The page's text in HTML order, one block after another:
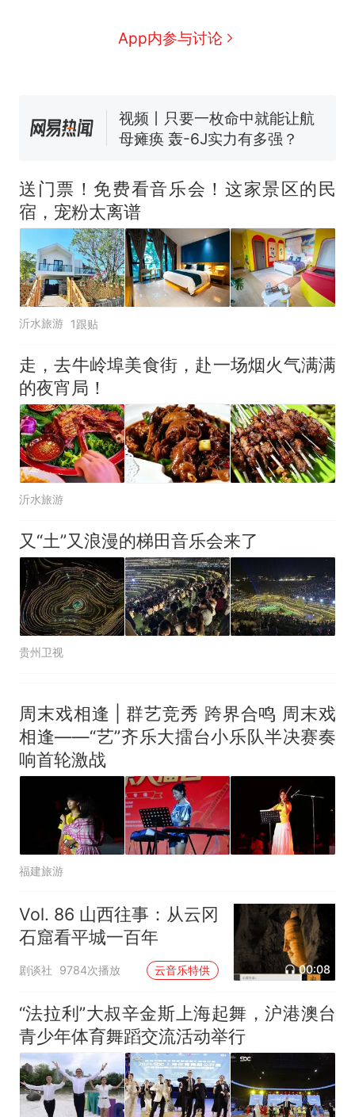
App内参与讨论
国大使骑行绕了几乎整个国境
搬家报价570元，搬到楼下交
空调24小时开着反而更省电？
电力部门回应
大风力14级
热 十多万人报名的考试，成绩
全部作废，公平么？
送门票！免费看音乐会！这家景区的民
宿，宠粉太离谱
沂水旅游 1跟贴
走，去牛岭埠美食街，赴一场烟火气满满
的夜宵局！
沂水旅游
又“土”又浪漫的梯田音乐会来了
贵州卫视
周末戏相逢 | 群艺竞秀 跨界合鸣 周末戏
相逢——“艺”齐乐大擂台小乐队半决赛奏
响首轮激战
福建旅游
Vol. 86 山西往事：从云冈
石窟看平城一百年
剧谈社 9784次播放 云音乐特供 00:08
“法拉利”大叔辛金斯上海起舞，沪港澳台
青少年体育舞蹈交流活动举行